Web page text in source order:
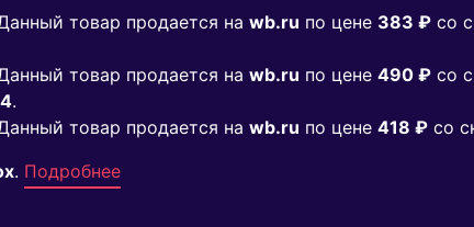
товар продается на wb.ru по цене 383 ₽ co
товар продается на wb.ru по цене 490 ₽ co
.
товар продается на wb.ru по цене 418 ₽ co
. Подробнее